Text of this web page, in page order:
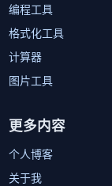
编程工具
格式化工具
计算器
图片工具
更多内容
个人博客
关于我